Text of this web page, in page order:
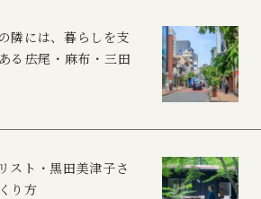
隣には、暮らしを支
――広尾・麻布・三田
スト・黒田美津子さ
り方